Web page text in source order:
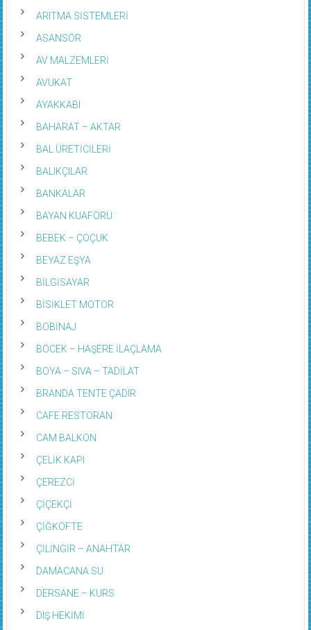
ARITMA SİSTEMLERİ
ASANSÖR
AV MALZEMLERİ
AVUKAT
AYAKKABI
BAHARAT – AKTAR
BAL ÜRETİCİLERİ
BALIKÇILAR
BANKALAR
BAYAN KUAFÖRÜ
BEBEK – ÇOÇUK
BEYAZ EŞYA
BİLGİSAYAR
BİSİKLET MOTOR
BOBİNAJ
BÖCEK – HAŞERE İLAÇLAMA
BOYA – SIVA – TADİLAT
BRANDA TENTE ÇADIR
CAFE RESTORAN
CAM BALKON
ÇELİK KAPI
ÇEREZCİ
ÇİÇEKÇİ
ÇİĞKÖFTE
ÇİLİNGİR – ANAHTAR
DAMACANA SU
DERSANE – KURS
DIŞ HEKİMİ